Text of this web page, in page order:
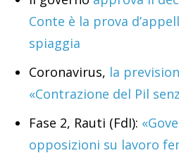
Conte è la prova
spiaggia
Coronavirus, la
«Contrazione del Pil
Fase 2, Rauti (FdI):
opposizioni su lavoro